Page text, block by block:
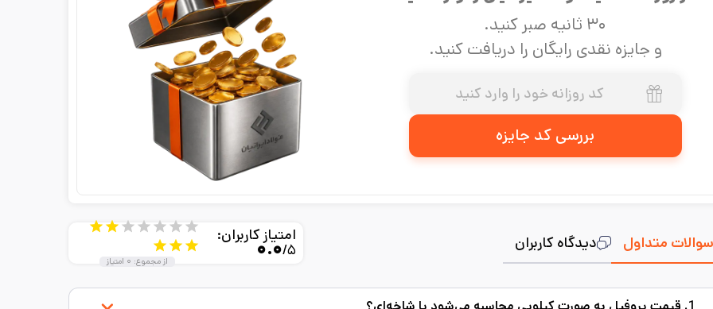
۳۰ ثانیه صبر کنید.
و جایزه نقدی رایگان را دریافت کنید.
بررسی کد جایزه
سوالات متداول دیدگاه کاربران امتیاز کاربران:
۰.۰/۵
از مجموع: ۰ امتیاز